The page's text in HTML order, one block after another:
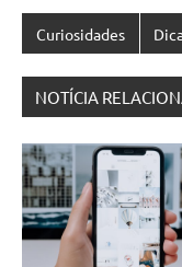
Curiosidades
NOTÍCIA